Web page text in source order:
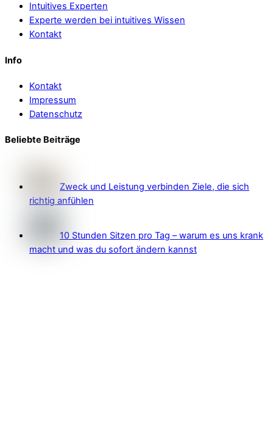
Intuitives Experten
Experte werden bei intuitives Wissen
Kontakt
Info
Kontakt
Impressum
Datenschutz
Beliebte Beiträge
Zweck und Leistung verbinden Ziele, die sich
richtig anfühlen
10 Stunden Sitzen pro Tag – warum es uns krank
macht und was du sofort ändern kannst